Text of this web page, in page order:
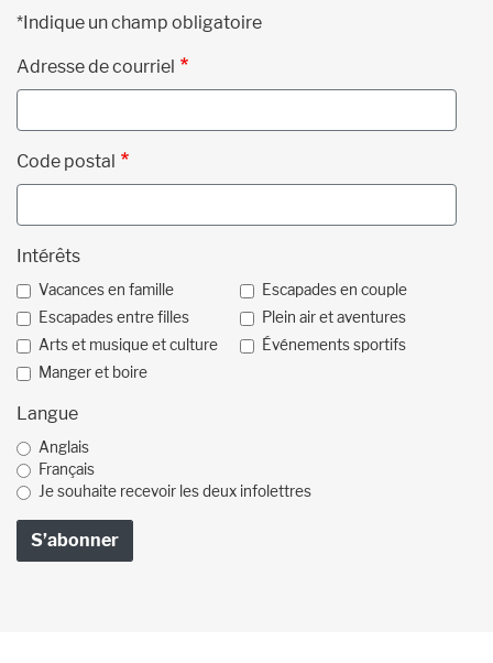
*Indique un champ obligatoire
Adresse de courriel
Code postal
Intérêts
Vacances en famille
Escapades en couple
Escapades entre filles
Plein air et aventures
Arts et musique et culture
Événements sportifs
Manger et boire
Langue
Anglais
Français
Je souhaite recevoir les deux infolettres